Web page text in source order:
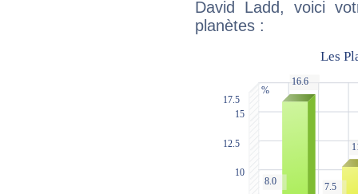
David Ladd, voici
planètes :